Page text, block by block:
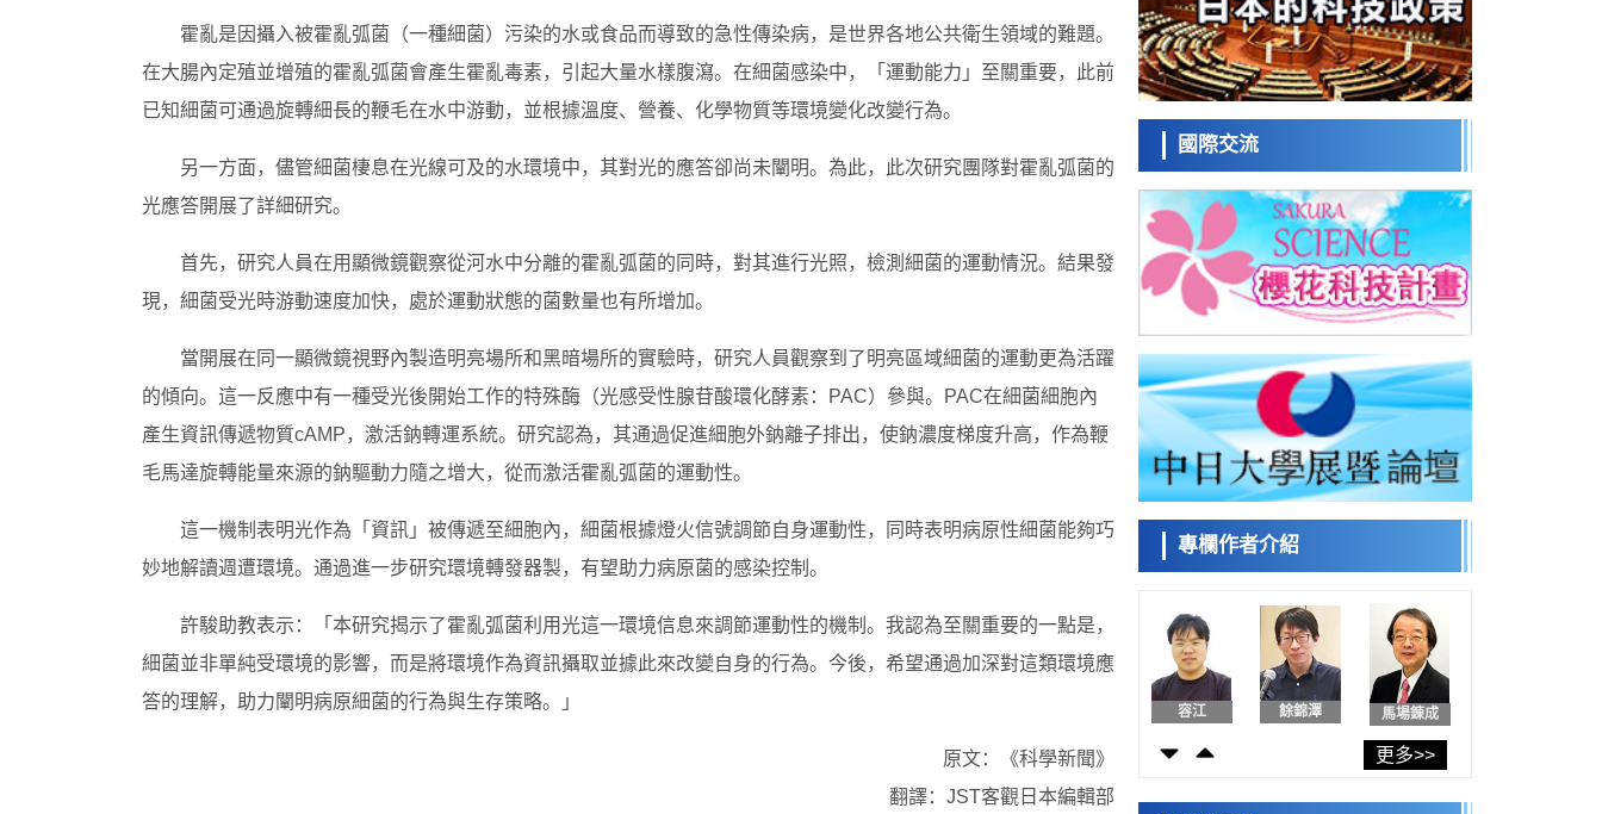
霍亂是因攝入被霍亂弧菌（一種細菌）污染的水或食品而導致的急性傳染病，是世界各地公共衛生領域的難題。
在大腸內定殖並增殖的霍亂弧菌會產生霍亂毒素，引起大量水樣腹瀉。在細菌感染中，「運動能力」至關重要，此前
已知細菌可通過旋轉細長的鞭毛在水中游動，並根據溫度、營養、化學物質等環境變化改變行為。
另一方面，儘管細菌棲息在光線可及的水環境中，其對光的應答卻尚未闡明。為此，此次研究團隊對霍亂弧菌的
光應答開展了詳細研究。
首先，研究人員在用顯微鏡觀察從河水中分離的霍亂弧菌的同時，對其進行光照，檢測細菌的運動情況。結果發
現，細菌受光時游動速度加快，處於運動狀態的菌數量也有所增加。
當開展在同一顯微鏡視野內製造明亮場所和黑暗場所的實驗時，研究人員觀察到了明亮區域細菌的運動更為活躍
的傾向。這一反應中有一種受光後開始工作的特殊酶（光感受性腺苷酸環化酵素：PAC）參與。PAC在細菌細胞內
產生資訊傳遞物質cAMP，激活鈉轉運系統。研究認為，其通過促進細胞外鈉離子排出，使鈉濃度梯度升高，作為鞭
毛馬達旋轉能量來源的鈉驅動力隨之增大，從而激活霍亂弧菌的運動性。
這一機制表明光作為「資訊」被傳遞至細胞內，細菌根據燈火信號調節自身運動性，同時表明病原性細菌能夠巧
妙地解讀週遭環境。通過進一步研究環境轉發器製，有望助力病原菌的感染控制。
許駿助教表示：「本研究揭示了霍亂弧菌利用光這一環境信息來調節運動性的機制。我認為至關重要的一點是，
細菌並非單純受環境的影響，而是將環境作為資訊攝取並據此來改變自身的行為。今後，希望通過加深對這類環境應
答的理解，助力闡明病原細菌的行為與生存策略。」
原文：《科學新聞》
翻譯：JST客觀日本編輯部
中美德仍有較大差距
政策
日本修訂首都直下型地震緊急對策：目標為
死亡人數至少減半，重點強化火災防控
科學研究
福井大學發現細胞記憶過往並抑制反應的機
制，闡明即便DNA相同反應迥異之謎
科學研究
安全性，在轉移性尿路上皮癌患者中開展臨
床試驗
政策
日本發布《令和8年版科學技術與創新白皮
書》，解讀第七期基本計畫首年度政策方向
科學研究
東京大學發現可誘導細胞死亡的新型信使物
質
科學研究
東京都健康長壽醫療中心跨器官揭示衰老過
程中的糖鏈變化
科學研究
產總研無需石油利用松脂製備石墨前驅體，
可作為電池電極材料
科學研究
東京大學和海上保安廳等發現南海海槽沿線
政策
日本第2次醫療研究開發調整費，根據一線實
科學研究
千葉大學鑑定出導致難治性疾病「肺高血壓
症」惡化的蛋白質「MYL9/12」，會引發血
管結構惡化
科學研究
京都大學高效生成光的構成單元「光子」，
可應用於量子電腦
開發出300億年僅誤差1秒的光晶格鐘，構建
經濟・社會
國際交流
專欄作者介紹
日本科學未
來館 科學交
流員
小岩井忠道 瀧川 進
容江 餘錦澤 馬場錬成
更多>>